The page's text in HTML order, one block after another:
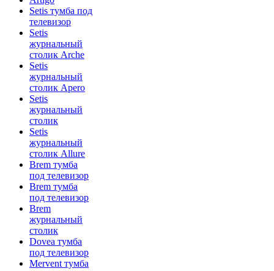
Setis тумба под
телевизор
Setis
журнальный
столик Arche
Setis
журнальный
столик Apero
Setis
журнальный
столик
Setis
журнальный
столик Allure
Brem тумба
под телевизор
Brem тумба
под телевизор
Brem
журнальный
столик
Dovea тумба
под телевизор
Mervent тумба